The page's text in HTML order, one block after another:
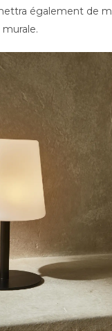
également de